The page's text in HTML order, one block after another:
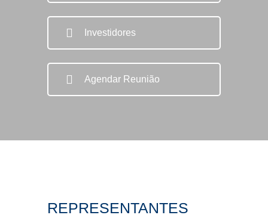
Investidores
Agendar Reunião
REPRESENTANTES